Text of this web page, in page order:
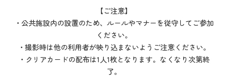
【ご注意】
・公共施設内の設置のため、ルールやマナーを従守してご参加
ください。
・撮影時は他の利用者が映り込まないようご注意ください。
・クリアカードの配布は1人1枚となります。なくなり次第終
了。